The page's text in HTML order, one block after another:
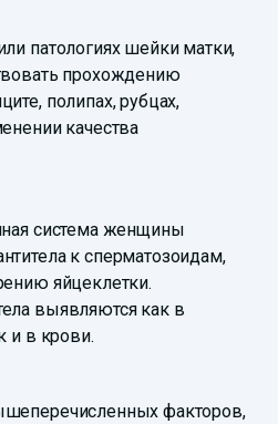
патологиях шейки матки,
прохождению
полипах, рубцах,
качества
система женщины
к сперматозоидам,
яйцеклетки.
выявляются как в
и в крови.
факторов,